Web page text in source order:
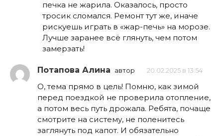
печка не жарила. Оказалось, просто
тросик сломался. Ремонт тут же, иначе
рискуешь играть в «жар-печь» на морозе.
Лучше заранее всё глянуть, чем потом
замерзать!
Потапова Алина автор 20.02.2025 в 13:54
О, тема прямо в цель! Помню, как зимой
перед поездкой не проверила отопление,
а потом весь путь дрожала. Ребята, почаще
смотрите на систему, не поленитесь
заглянуть под капот. И обязательно